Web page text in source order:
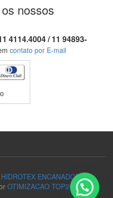
nossos
4114.4004 / 11 94893-
contato por E-mail
ENCANADOR
OTIMIZACAO TOP20